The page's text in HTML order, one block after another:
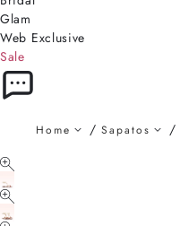
Glam
Web Exclusive
Sale
Home Sapatos